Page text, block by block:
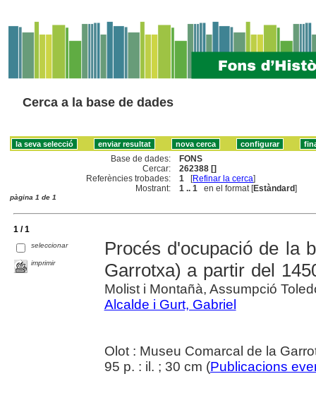
Cerca a la base de dades
Base de dades:
FONS
Cercar:
262388 []
Referències trobades:
1 [Refinar la cerca]
Mostrant:
1 .. 1 en el format [Estàndard]
pàgina 1 de 1
1 / 1
seleccionar
imprimir
Procés d'ocupació de la
Garrotxa) a partir del
Molist i Montañà, Assumpció
Alcalde i Gurt, Gabriel
Olot : Museu Comarcal de la
95 p. : il. ; 30 cm (Publicacions